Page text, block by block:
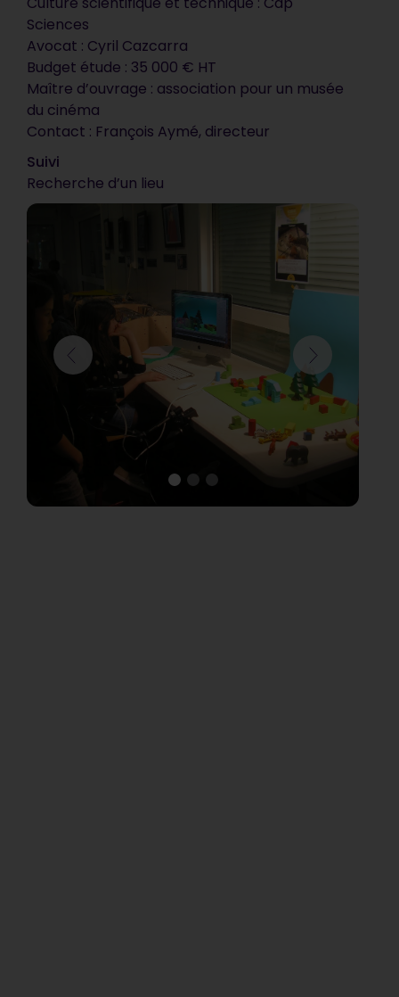
Sciences
Avocat : Cyril Cazcarra
Budget étude : 35 000 € HT
Maître d’ouvrage : association pour un musée
du cinéma
Contact : François Aymé, directeur
Suivi
Recherche d’un lieu
Votre document est
synthétique, précis et
vendeur. C’est impeccable, ça
correspond tout à fait à ce que
vraiment très bien !
Communauté d’Agglomération de Blois